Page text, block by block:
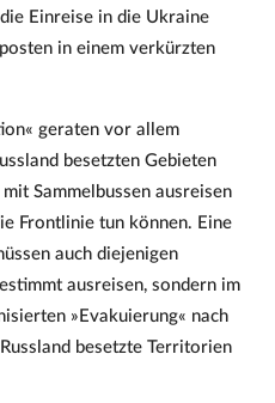
Einreise in die Ukraine
in einem verkürzten
geraten vor allem
besetzten Gebieten
Sammelbussen ausreisen
Frontlinie tun können. Eine
auch diejenigen
ausreisen, sondern im
»Evakuierung« nach
besetzte Territorien